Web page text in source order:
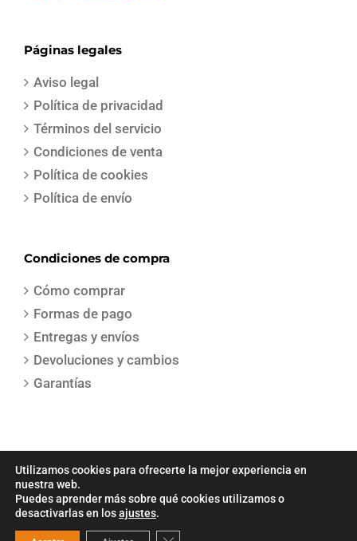
Páginas legales
Aviso legal
Política de privacidad
Términos del servicio
Condiciones de venta
Política de cookies
Política de envío
Condiciones de compra
Cómo comprar
Formas de pago
Entregas y envíos
Devoluciones y cambios
Garantías
COPYRIGHT 2021 | Todos los derechos reservados | Creado por
Utilizamos cookies para ofrecerte la mejor experiencia en
nuestra web.
Puedes aprender más sobre qué cookies utilizamos o
desactivarlas en losajustes.